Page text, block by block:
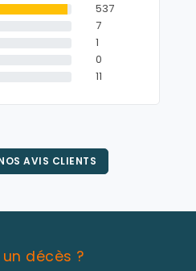
537
7
1
0
11
AVIS CLIENTS
décès ?